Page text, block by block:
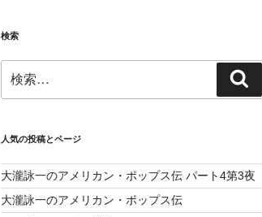
検索
索:
索
人気の投稿とページ
大瀧詠一のアメリカン・ポップス伝 パート4第3夜
大瀧詠一のアメリカン・ポップス伝